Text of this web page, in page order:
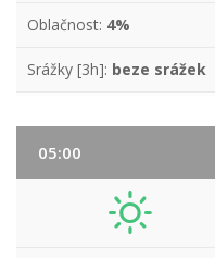
Oblačnost: 4%
Srážky [3h]: beze srážek
05:00